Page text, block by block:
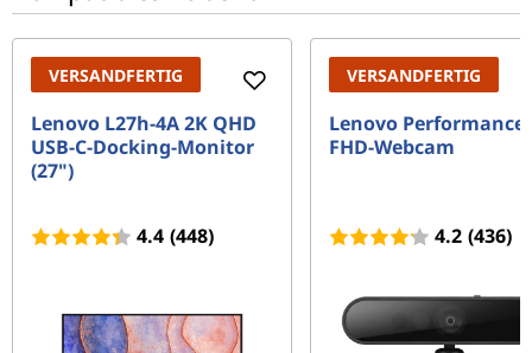
VERSANDFERTIG
Lenovo L27h-4A 2K QHD
USB-C-Docking-Monitor
(27")
4.4 (448)
VERSANDFERTIG
Lenovo Performance
FHD-Webcam
4.2 (436)